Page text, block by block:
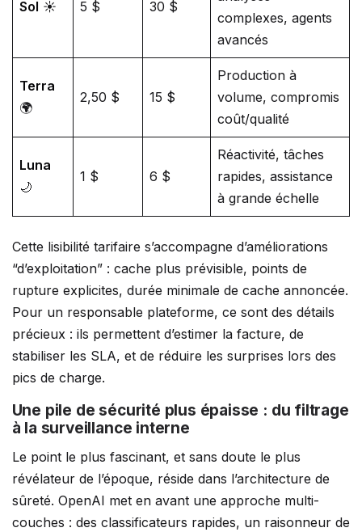
Sol ☀️ 5 $ 30 $
complexes, agents
avancés
Terra
🌍
2,50 $ 15 $
Production à
volume, compromis
coût/qualité
Luna
🌙
1 $ 6 $
Réactivité, tâches
rapides, assistance
à grande échelle
Cette lisibilité tarifaire s’accompagne d’améliorations
“d’exploitation” : cache plus prévisible, points de
rupture explicites, durée minimale de cache annoncée.
Pour un responsable plateforme, ce sont des détails
précieux : ils permettent d’estimer la facture, de
stabiliser les SLA, et de réduire les surprises lors des
pics de charge.
Une pile de sécurité plus épaisse : du filtrage
à la surveillance interne
Le point le plus fascinant, et sans doute le plus
révélateur de l’époque, réside dans l’architecture de
sûreté. OpenAI met en avant une approche multi-
couches : des classificateurs rapides, un raisonneur de